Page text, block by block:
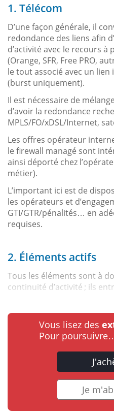
1. Télécom
D’une façon générale, il
redondance des liens afin
d’activité avec le recours
(Orange, SFR, Free PRO,
le tout associé avec un
(burst uniquement).
Il est nécessaire de
d’avoir la redondance
MPLS/FO/xDSL/Internet,
Les offres opérateur
le firewall managé sont
ainsi déporté chez
métier).
L’important ici est de
les opérateurs et
GTI/GTR/pénalités… en
requises.
2. Éléments actifs
Tous les éléments sont à
continuité d’activité ; ils
Vous lisez des
Pour
Je